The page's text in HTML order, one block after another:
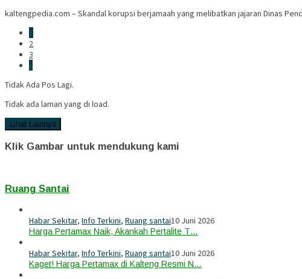
kaltengpedia.com – Skandal korupsi berjamaah yang melibatkan jajaran Dinas
1
2
3
»
Tidak Ada Pos Lagi.
Tidak ada laman yang di load.
Lihat Lainnya
Klik Gambar untuk mendukung kami
Ruang Santai
Habar Sekitar, Info Terkini, Ruang santai10 Juni 2026
Harga Pertamax Naik, Akankah Pertalite T…
Habar Sekitar, Info Terkini, Ruang santai10 Juni 2026
Kaget! Harga Pertamax di Kalteng Resmi N…